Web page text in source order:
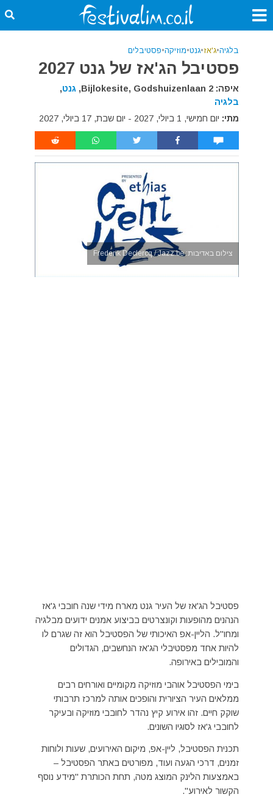
בלגיה•ג'אז•גנט•מוזיקה•פסטיבלים
פסטיבל הג'אז של גנט 2027
איפה: Bijlokesite, Godshuizenlaan 2, גנט,
בלגיה
מתי: יום חמישי, 1 ביולי, 2027 - יום שבת, 17 ביולי, 2027
צילום באדיבות: Frederik Declercq / Jazz.be
פסטיבל הג'אז של העיר גנט מארח מידי שנה חובבי ג'אז
הנהנים מהופעות וקונצרטים בביצוע אמנים ידועים מבלגיה
ומחו"ל. הליין-אפ האיכותי של הפסטיבל הוא זה שגרם לו
להיות אחד מפסטיבלי הג'אז הנחשבים, הגדולים
והמובילים באירופה.
בימי הפסטיבל אוהבי מוזיקה מקומיים ואורחים רבים
ממלאים העיר הציורית והופכים אותה למרכז תרבותי
שוקק חיים. זהו אירוע קיץ נהדר לחובבי מוזיקה ובעיקר
לחובבי ג'אז לסוגיו השונים.
תכנית הפסטיבל, ליין-אפ, מיקום האירועים, שעות ולוחות
זמנים, דרכי הגעה ועוד, מפורטים באתר הפסטיבל –
באמצעות הלינק המוצג מטה, תחת הכותרת "מידע נוסף
הקשור לאירוע".